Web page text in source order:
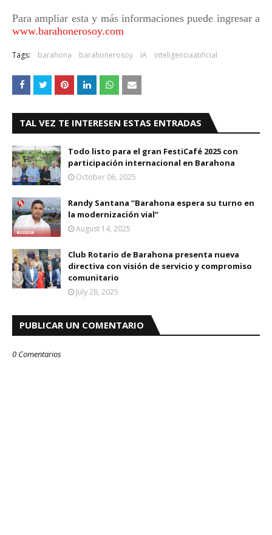
Para ampliar esta y más informaciones puede ingresar a
www.barahonerosoy.com
Tags: barahona barahonerosoy IA inteligenciaatificial
TAL VEZ TE INTERESEN ESTAS ENTRADAS
Todo listo para el gran FestiCafé 2025 con
participación internacional en Barahona
October 06, 2025
Randy Santana “Barahona espera su turno en
la modernización vial”
August 14, 2025
Club Rotario de Barahona presenta nueva
directiva con visión de servicio y compromiso
comunitario
July 28, 2025
PUBLICAR UN COMENTARIO
0 Comentarios